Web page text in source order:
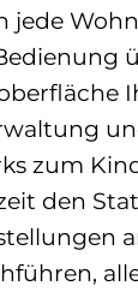
jede
zum
den